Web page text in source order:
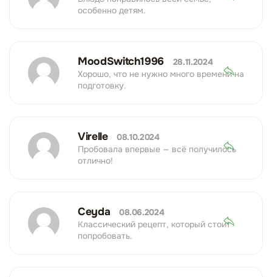
особенно детям.
MoodSwitch1996
28.11.2024
Хорошо, что не нужно много времени на
подготовку.
Virelle
08.10.2024
Пробовала впервые — всё получилось
отлично!
Ceyda
08.06.2024
Классический рецепт, который стоит
попробовать.